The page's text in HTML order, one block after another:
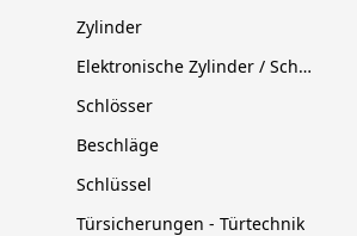
Zylinder
Elektronische Zylinder / Schließsysteme
Schlösser
Beschläge
Schlüssel
Türsicherungen - Türtechnik